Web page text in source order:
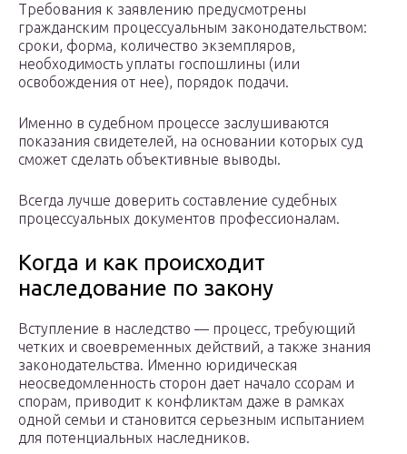
Требования к заявлению предусмотрены
гражданским процессуальным законодательством:
сроки, форма, количество экземпляров,
необходимость уплаты госпошлины (или
освобождения от нее), порядок подачи.
Именно в судебном процессе заслушиваются
показания свидетелей, на основании которых суд
сможет сделать объективные выводы.
Всегда лучше доверить составление судебных
процессуальных документов профессионалам.
Когда и как происходит
наследование по закону
Вступление в наследство — процесс, требующий
четких и своевременных действий, а также знания
законодательства. Именно юридическая
неосведомленность сторон дает начало ссорам и
спорам, приводит к конфликтам даже в рамках
одной семьи и становится серьезным испытанием
для потенциальных наследников.